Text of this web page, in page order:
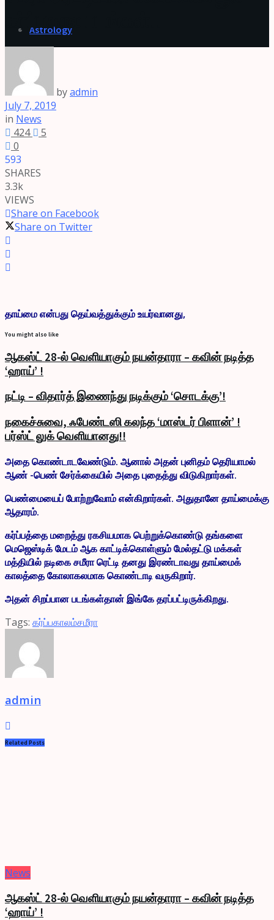
Astrology
கர்ப்பகால படங்கள்.!
byadmin
July 7, 2019
in News
424
5
0
593
SHARES
3.3k
VIEWS
Share on Facebook
Share on Twitter
தாய்மை என்பது தெய்வத்துக்கும் உயர்வானது,
You might also like
ஆகஸ்ட் 28-ல் வெளியாகும் நயன்தாரா – கவின் நடித்த
‘ஹாய்’ !
நட்டி – விதார்த் இணைந்து நடிக்கும் ‘சொடக்கு’!
நகைச்சுவை, ஃபேண்டஸி கலந்த ‘மாஸ்டர் பிளான்’ !
பர்ஸ்ட் லுக் வெளியானது!!
அதை கொண்டாடவேண்டும். ஆனால் அதன் புனிதம் தெரியாமல்
ஆண் -பெண் சேர்க்கையில் அதை புதைத்து விடுகிறார்கள்.
பெண்மையைப் போற்றுவோம் என்கிறார்கள். அதுதானே தாய்மைக்கு
ஆதாரம்.
கர்ப்பத்தை மறைத்து ரகசியமாக பெற்றுக்கொண்டு தங்களை
மெஜெஸ்டிக் மேடம் ஆக காட்டிக்கொள்ளும் மேல்தட்டு மக்கள்
மத்தியில் நடிகை சமீரா ரெட்டி தனது இரண்டாவது தாய்மைக்
காலத்தை கோலாகலமாக கொண்டாடி வருகிறார்.
அதன் சிறப்பான படங்கள்தான் இங்கே தரப்பட்டிருக்கிறது.
Tags: கர்ப்பகாலம்சமீரா
admin
Related Posts
News
ஆகஸ்ட் 28-ல் வெளியாகும் நயன்தாரா – கவின் நடித்த
‘ஹாய்’ !